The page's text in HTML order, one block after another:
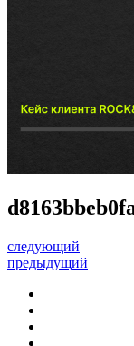
следующий
предыдущий